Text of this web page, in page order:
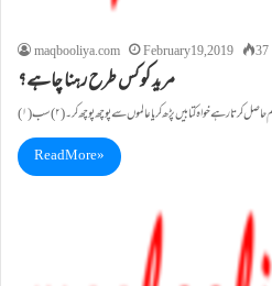
maqbooliya.com
February 19, 2019 37
مرید کو کس طرح رہنا چاہے؟
Read More »